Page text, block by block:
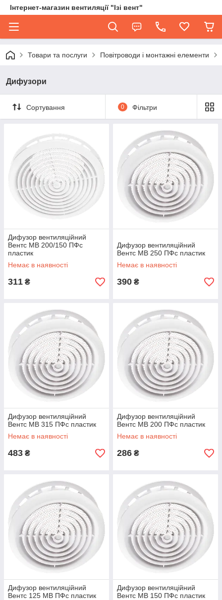
Інтернет-магазин вентиляції "Ізі вент"
Товари та послуги Повітроводи і монтажні елементи
Дифузори
Сортування 0 Фільтри
Дифузор вентиляційний
Вентс МВ 200/150 ПФс
пластик
Немає в наявності
311 ₴
Дифузор вентиляційний
Вентс МВ 250 ПФс пластик
Немає в наявності
390 ₴
Дифузор вентиляційний
Вентс МВ 315 ПФс пластик
Немає в наявності
483 ₴
Дифузор вентиляційний
Вентс МВ 200 ПФс пластик
Немає в наявності
286 ₴
Дифузор вентиляційний
Вентс 125 МВ ПФс пластик
Дифузор вентиляційний
Вентс МВ 150 ПФс пластик